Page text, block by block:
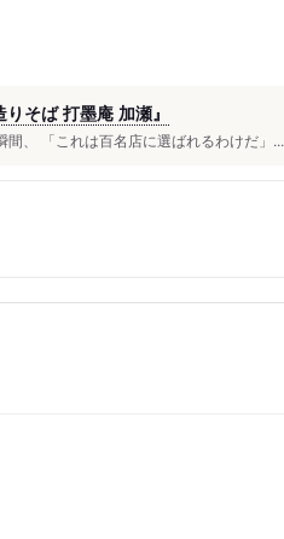
そば 打墨庵 加瀬』
、 「これは百名店に選ばれるわけだ」...